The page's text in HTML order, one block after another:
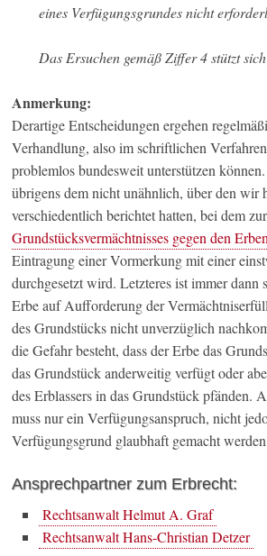
eines Verfügungsgrundes nicht
Das Ersuchen gemäß Ziffer 4 stützt
Anmerkung:
Derartige Entscheidungen ergehen
Verhandlung, also im schriftlichen
problemlos bundesweit unterstützen
übrigens dem nicht unähnlich, über den wir
verschiedentlich berichtet hatten, bei dem zur
Grundstücksvermächtnisses gegen den Erben
Eintragung einer Vormerkung mit einer
durchgesetzt wird. Letzteres ist immer dann
Erbe auf Aufforderung der
des Grundstücks nicht unverzüglich
die Gefahr besteht, dass der Erbe das
das Grundstück anderweitig verfügt oder
des Erblassers in das Grundstück pfänden.
muss nur ein Verfügungsanspruch, nicht
Verfügungsgrund glaubhaft gemacht
Ansprechpartner zum Erbrecht:
Rechtsanwalt Helmut A. Graf
Rechtsanwalt Hans-Christian Detzer